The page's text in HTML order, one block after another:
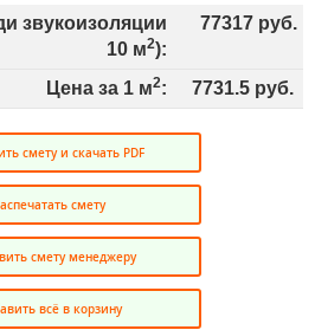
звукоизоляции
10 м2):
77317 руб.
Цена за 1 м2: 7731.5 руб.
смету и скачать PDF
смету
смету менеджеру
всё в корзину